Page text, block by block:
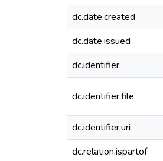
dc.date.created
dc.date.issued
dc.identifier
dc.identifier.file
dc.identifier.uri
dc.relation.ispartof